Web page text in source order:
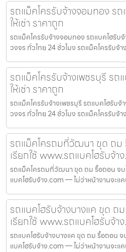
รถแม็คโครรับจ้างจอมทอง รถ
ให้เช่า ราคาถูก
รถแม็คโครรับจ้างจอมทอง รถแบคโฮรับจ้
วงจร ทั่วไทย 24 ชั่วโมง รถแม็คโครรับจ้
รถแม็คโครรับจ้างเพชรบุรี รถ
ให้เช่า ราคาถูก
รถแม็คโครรับจ้างเพชรบุรี รถแบคโฮรับจ้
วงจร ทั่วไทย 24 ชั่วโมง รถแม็คโครรับจ้า
รถแม็คโครถมที่วัฒนา ขุด ถม
เรียกใช้ www.รถแบคโฮรับจ้า
รถแม็คโครถมที่วัฒนา ขุด ถม รื้อถอน จบ
แบคโฮรับจ้าง.com — ไม่ว่าหน้างานจะแ
รถแบคโฮรับจ้างบางแค ขุด ถ
เรียกใช้ www.รถแบคโฮรับจ้า
รถแบคโฮรับจ้างบางแค ขุด ถม รื้อถอน จ
แบคโฮรับจ้าง.com — ไม่ว่าหน้างานจะแ